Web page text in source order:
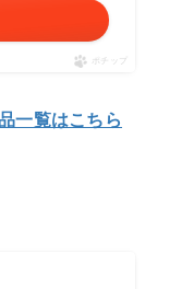
ポチップ
一覧はこちら